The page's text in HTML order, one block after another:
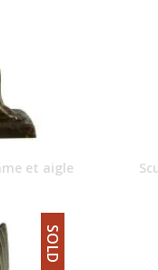
et aigle
SOLD